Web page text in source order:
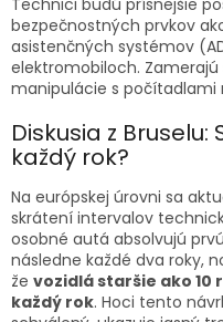
bezpečnostných prvkov
asistenčných systémov
elektromobiloch.
manipulácie s počítadlami
Diskusia z
každý rok?
Na európskej úrovni sa
skrátení intervalov
osobné autá absolvujú
následne každé dva roky,
že vozidlá staršie ako 10
každý rok. Hoci tento